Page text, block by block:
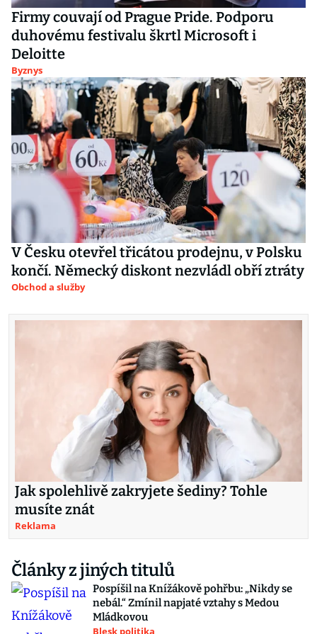
Firmy couvají od Prague Pride. Podporu
duhovému festivalu škrtl Microsoft i
Deloitte
Byznys
V Česku otevřel třicátou prodejnu, v Polsku
končí. Německý diskont nezvládl obří ztráty
Obchod a služby
Jak spolehlivě zakryjete šediny? Tohle
musíte znát
Reklama
Články z jiných titulů
Pospíšil na Knížákově pohřbu: „Nikdy se
nebál.“ Zmínil napjaté vztahy s Medou
Mládkovou
Blesk politika